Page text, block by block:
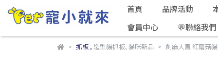
首頁 品牌活動
會員中心
💬聯絡我們
抓板, 造型貓抓板, 貓咪新品 劍麻大直 紅蘑菇